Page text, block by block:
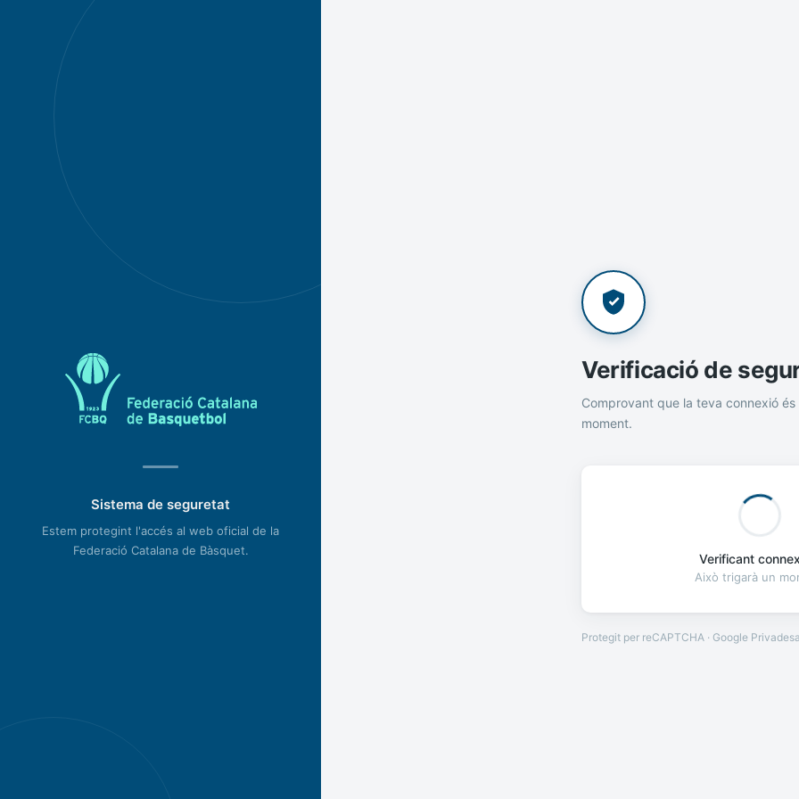
Sistema de seguretat
Estem protegint l'accés al web oficial de la
Federació Catalana de Bàsquet.
Verificació de
Comprovant que la teva connexió és
moment.
Verificant
Això trigarà un
Protegit per reCAPTCHA · Google Privadesa